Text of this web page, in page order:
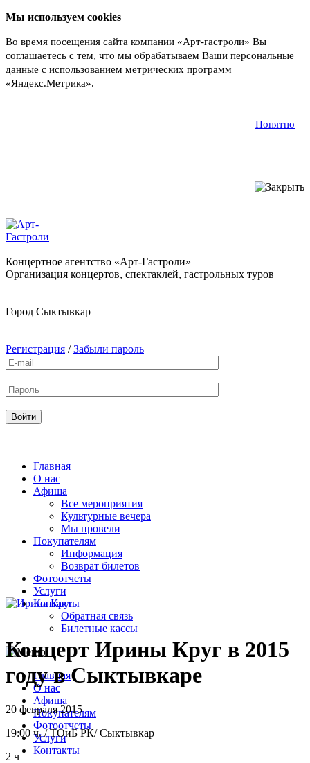
Мы используем cookies
Во время посещения сайта компании «Арт-гастроли» Вы
соглашаетесь с тем, что мы обрабатываем Ваши персональные
данные с использованием метрических программ
«Яндекс.Метрика».
Понятно
Концертное агентство «Арт-Гастроли»
Организация концертов, спектаклей, гастрольных туров
Город Сыктывкар
Регистрация / Забыли пароль
Главная
О нас
Афиша
Все мероприятия
Культурные вечера
Мы провели
Покупателям
Информация
Возврат билетов
Фотоотчеты
Услуги
Контакты
Обратная связь
Билетные кассы
Главная
О нас
Афиша
Покупателям
Фотоотчеты
Услуги
Контакты
Концерт Ирины Круг в 2015
году в Сыктывкаре
20 февраля 2015
19:00 ч./ТОиБ РК/Сыктывкар
2 ч